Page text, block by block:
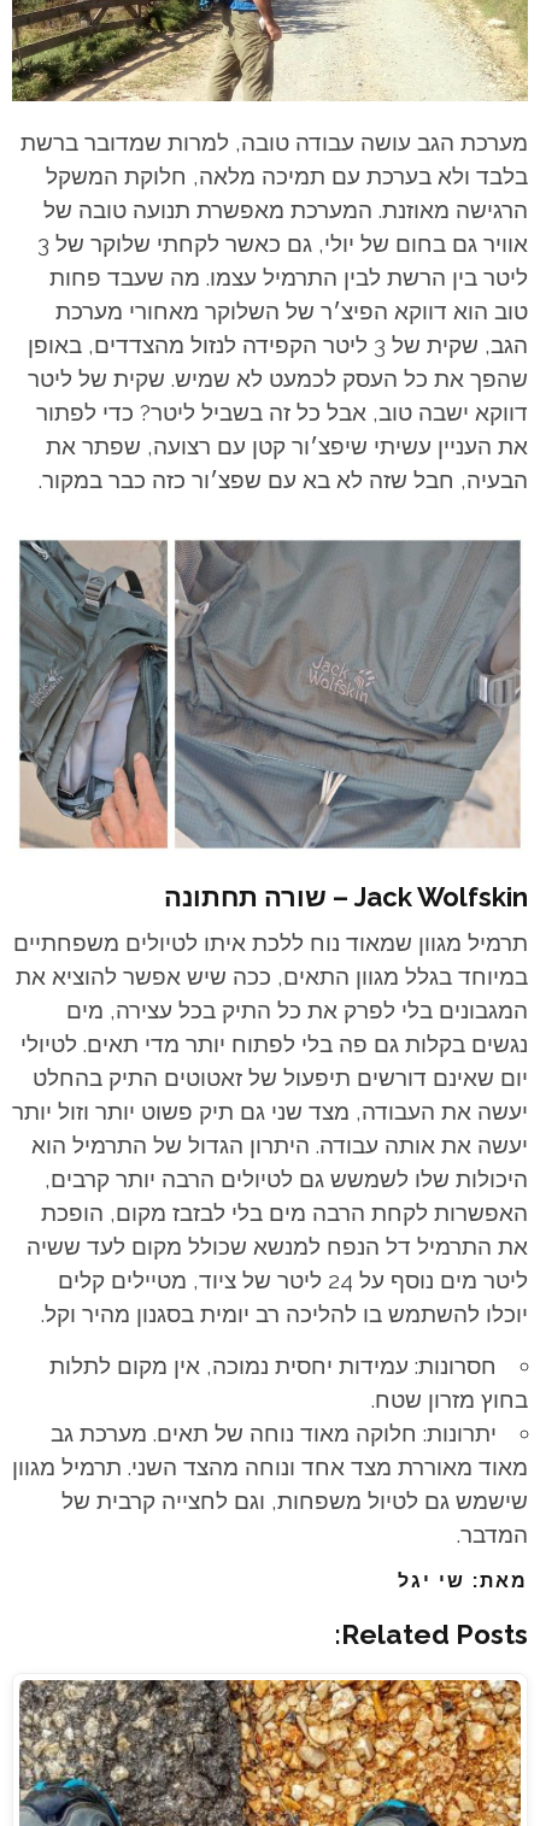
מערכת הגב עושה עבודה טובה, למרות שמדובר ברשת
בלבד ולא בערכת עם תמיכה מלאה, חלוקת המשקל
הרגישה מאוזנת. המערכת מאפשרת תנועה טובה של
אוויר גם בחום של יולי, גם כאשר לקחתי שלוקר של 3
ליטר בין הרשת לבין התרמיל עצמו. מה שעבד פחות
טוב הוא דווקא הפיצ׳ר של השלוקר מאחורי מערכת
הגב, שקית של 3 ליטר הקפידה לנזול מהצדדים, באופן
שהפך את כל העסק לכמעט לא שמיש. שקית של ליטר
דווקא ישבה טוב, אבל כל זה בשביל ליטר? כדי לפתור
את העניין עשיתי שיפצ׳ור קטן עם רצועה, שפתר את
הבעיה, חבל שזה לא בא עם שפצ׳ור כזה כבר במקור.
Jack Wolfskin – שורה תחתונה
תרמיל מגוון שמאוד נוח ללכת איתו לטיולים משפחתיים
במיוחד בגלל מגוון התאים, ככה שיש אפשר להוציא את
המגבונים בלי לפרק את כל התיק בכל עצירה, מים
נגשים בקלות גם פה בלי לפתוח יותר מדי תאים. לטיולי
יום שאינם דורשים תיפעול של זאטוטים התיק בהחלט
יעשה את העבודה, מצד שני גם תיק פשוט יותר וזול יותר
יעשה את אותה עבודה. היתרון הגדול של התרמיל הוא
היכולות שלו לשמשש גם לטיולים הרבה יותר קרבים,
האפשרות לקחת הרבה מים בלי לבזבז מקום, הופכת
את התרמיל דל הנפח למנשא שכולל מקום לעד ששיה
ליטר מים נוסף על 24 ליטר של ציוד, מטיילים קלים
יוכלו להשתמש בו להליכה רב יומית בסגנון מהיר וקל.
חסרונות: עמידות יחסית נמוכה, אין מקום לתלות
בחוץ מזרון שטח.
יתרונות: חלוקה מאוד נוחה של תאים. מערכת גב
מאוד מאוררת מצד אחד ונוחה מהצד השני. תרמיל מגוון
שישמש גם לטיול משפחות, וגם לחצייה קרבית של
המדבר.
מאת: שי יגל
Related Posts: